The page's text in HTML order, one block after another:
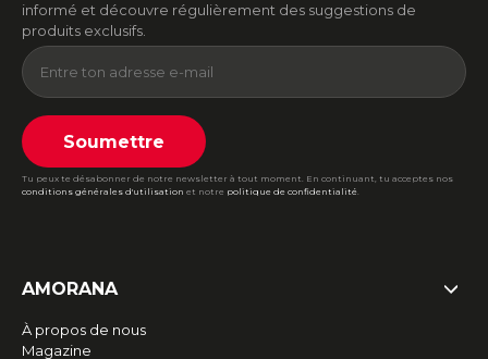
informé et découvre régulièrement des suggestions de
produits exclusifs.
Soumettre
Tu peux te désabonner de notre newsletter à tout moment. En continuant, tu acceptes nos
conditions générales d'utilisation et notre politique de confidentialité.
AMORANA
À propos de nous
Magazine